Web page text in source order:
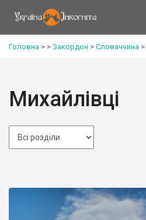
Головна > > Закордон > Словаччина >
Михайлівці